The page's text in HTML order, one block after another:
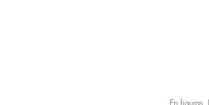
En